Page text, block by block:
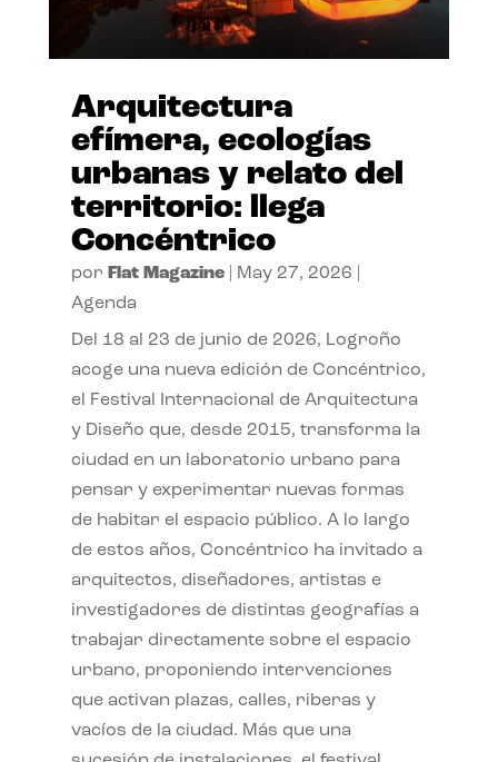
Arquitectura
efímera, ecologías
urbanas y relato del
territorio: llega
Concéntrico
por Flat Magazine| May 27, 2026
Agenda
Del 18 al 23 de junio de 2026, Logroño
acoge una nueva edición de Concéntrico,
el Festival Internacional de Arquitectura
y Diseño que, desde 2015, transforma la
ciudad en un laboratorio urbano para
pensar y experimentar nuevas formas
de habitar el espacio público. A lo largo
de estos años, Concéntrico ha invitado a
arquitectos, diseñadores, artistas e
investigadores de distintas geografías a
trabajar directamente sobre el espacio
urbano, proponiendo intervenciones
que activan plazas, calles, riberas y
vacíos de la ciudad. Más que una